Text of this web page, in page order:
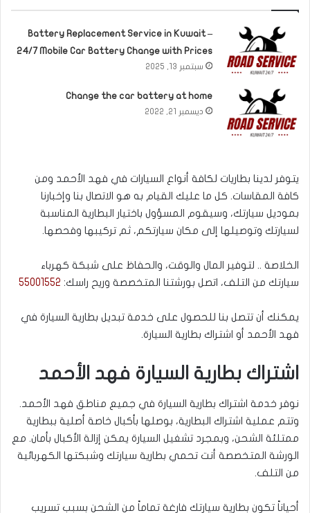
Battery Replacement Service in Kuwait –
24/7 Mobile Car Battery Change with Prices
سبتمبر 13, 2025
Change the car battery at home
ديسمبر 21, 2022
يتوفر لدينا بطاريات لكافة أنواع السيارات في فهد الأحمد ومن
كافة المقاسات. كل ما عليك القيام به هو الاتصال بنا وإخبارنا
بموديل سيارتك، وسيقوم المسؤول باختيار البطارية المناسبة
لسيارتك وتوصيلها إلى مكان سيارتكم، ثم تركيبها وفحصها.
الخلاصة .. لتوفير المال والوقت، والحفاظ على شبكة كهرباء
سيارتك من التلف، اتصل بورشتنا المتخصصة وريح راسك: 55001552
يمكنك أن تتصل بنا للحصول على خدمة تبديل بطارية السيارة في
فهد الأحمد أو اشتراك بطارية السيارة.
اشتراك بطارية السيارة فهد الأحمد
نوفر خدمة اشتراك بطارية السيارة في جميع مناطق فهد الأحمد.
وتتم عملية اشتراك البطارية، بوصلها بأكبال خاصة أصلية ببطارية
ممتلئة الشحن، وبمجرد تشغيل السيارة يمكن إزالة الأكبال بأمان. مع
الورشة المتخصصة أنت تحمي بطارية سيارتك وشبكتها الكهربائية
من التلف.
أحياناً تكون بطارية سيارتك فارغة تماماً من الشحن بسبب تسريب